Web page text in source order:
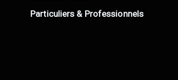
Particuliers & Professionnels